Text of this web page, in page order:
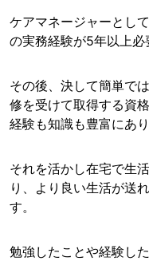
ケアマネージャーとし
の実務経験が5年以上必
その後、決して簡単で
修を受けて取得する資
経験も知識も豊富にあり
それを活かし在宅で生
り、より良い生活が送
す。
勉強したことや経験し